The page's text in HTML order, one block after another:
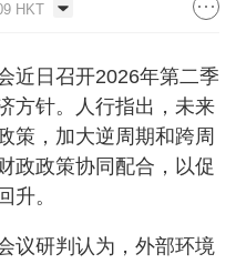
HKT
近日召开2026年第二季
方针。人行指出，未来
策，加大逆周期和跨周
政政策协同配合，以促
升。
议研判认为，外部环境